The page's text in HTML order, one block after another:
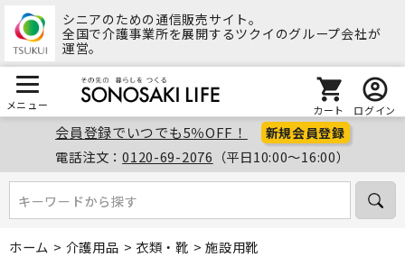
シニアのための通信販売サイト。
全国で介護事業所を展開するツクイのグループ会社が
運営。
メニュー カート ログイン
会員登録でいつでも5％OFF！ 新規会員登録
電話注文：0120-69-2076 （平日10:00～16:00）
キーワードから探す
キーワードから探す
ホーム > 介護用品 > 衣類・靴 >施設用靴